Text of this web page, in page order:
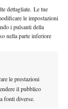
dettagliate. Le tue
le impostazioni
i pulsanti della
nella parte inferiore
le prestazioni
il pubblico
fonti diverse.